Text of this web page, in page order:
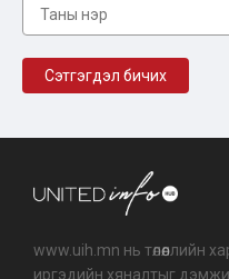
www.uih.mn нь төлөөллийн
иргэдийн хяналтыг